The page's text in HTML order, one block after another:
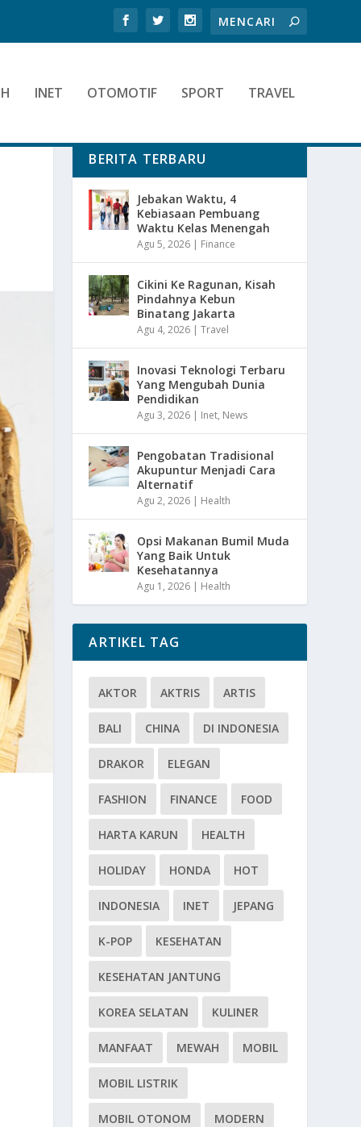
INET OTOMOTIF SPORT TRAVEL
BERITA TERBARU
Jebakan Waktu, 4
Kebiasaan Pembuang
Waktu Kelas Menengah
Agu 5, 2026 | Finance
Cikini Ke Ragunan, Kisah
Pindahnya Kebun
Binatang Jakarta
Agu 4, 2026 |Travel
Inovasi Teknologi Terbaru
Yang Mengubah Dunia
Pendidikan
Agu 3, 2026 | Inet, News
Pengobatan Tradisional
Akupuntur Menjadi Cara
Alternatif
Agu 2, 2026 | Health
Opsi Makanan Bumil Muda
Yang Baik Untuk
Kesehatannya
Agu 1, 2026 | Health
ARTIKEL TAG
AKTOR AKTRIS ARTIS
BALI CHINA DI INDONESIA
DRAKOR ELEGAN
FASHION FINANCE FOOD
HARTA KARUN HEALTH
HOLIDAY HONDA HOT
INDONESIA INET JEPANG
K-POP KESEHATAN
KESEHATAN JANTUNG
KOREA SELATAN KULINER
MANFAAT MEWAH MOBIL
MOBIL LISTRIK
MOBIL OTONOM MODERN